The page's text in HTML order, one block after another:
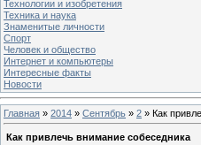
Технологии и изобретения
Техника и наука
Знаменитые личности
Спорт
Человек и общество
Интернет и компьютеры
Интересные факты
Новости
Главная » 2014 » Сентябрь » 2 » Как
Как привлечь внимание собеседника